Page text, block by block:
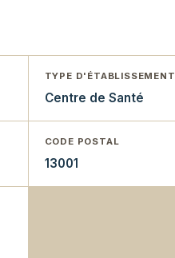
TYPE D'ÉTABLISSEMENT
Centre de Santé
CODE POSTAL
13001